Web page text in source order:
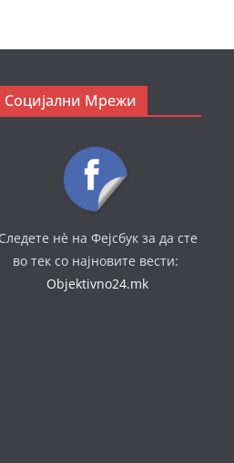
Социјални Мрежи
Следете нè на Фејсбук за да сте
во тек со најновите вести:
Objektivno24.mk